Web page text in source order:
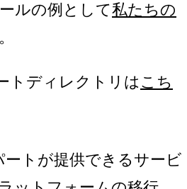
ルの例として私たちの
トディレクトリは こち